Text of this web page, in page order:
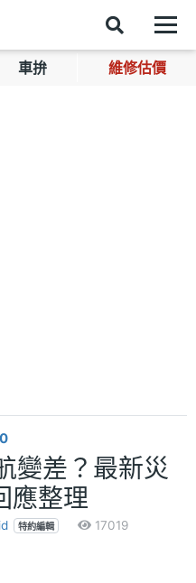
車拚 維修估價
變差？最新災
應整理
特約編輯 17019